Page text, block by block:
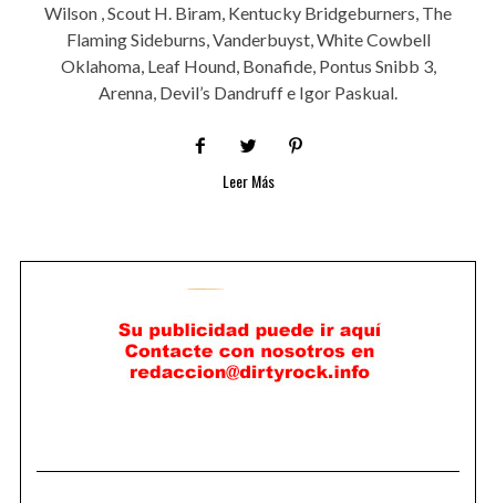
Wilson , Scout H. Biram, Kentucky Bridgeburners, The
Flaming Sideburns, Vanderbuyst, White Cowbell
Oklahoma, Leaf Hound, Bonafide, Pontus Snibb 3,
Arenna, Devil’s Dandruff e Igor Paskual.
Leer Más